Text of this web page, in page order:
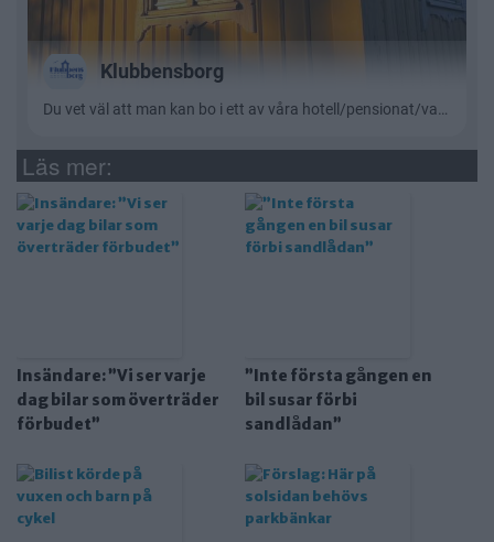
Läs mer:
Insändare: ”Vi ser varje
dag bilar som överträder
förbudet”
”Inte första gången en
bil susar förbi
sandlådan”